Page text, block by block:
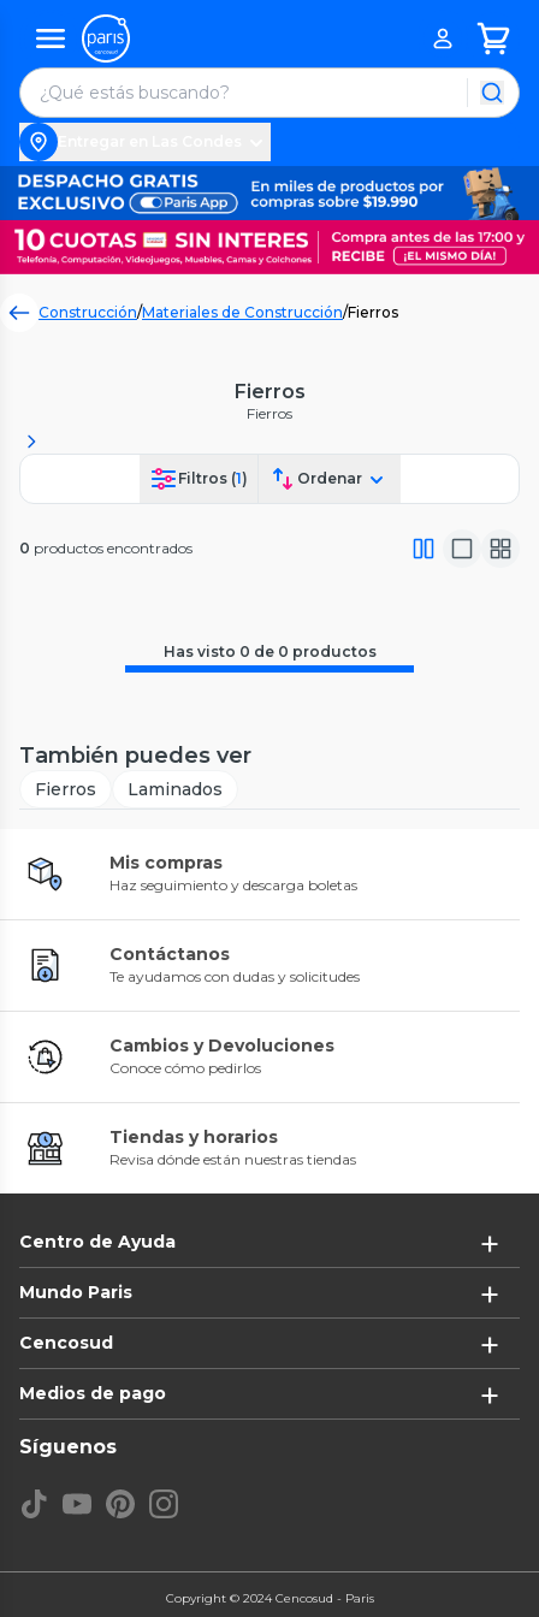
Construcción/Materiales de Construcción/Fierros
Fierros
Fierros
Filtros (1) Ordenar
0 productos encontrados
Has visto 0 de 0 productos
También puedes ver
Fierros Laminados
Mis compras
Haz seguimiento y descarga boletas
Contáctanos
Te ayudamos con dudas y solicitudes
Cambios y Devoluciones
Conoce cómo pedirlos
Tiendas y horarios
Revisa dónde están nuestras tiendas
Centro de Ayuda
Mundo Paris
Cencosud
Medios de pago
Síguenos
Copyright © 2024 Cencosud - Paris